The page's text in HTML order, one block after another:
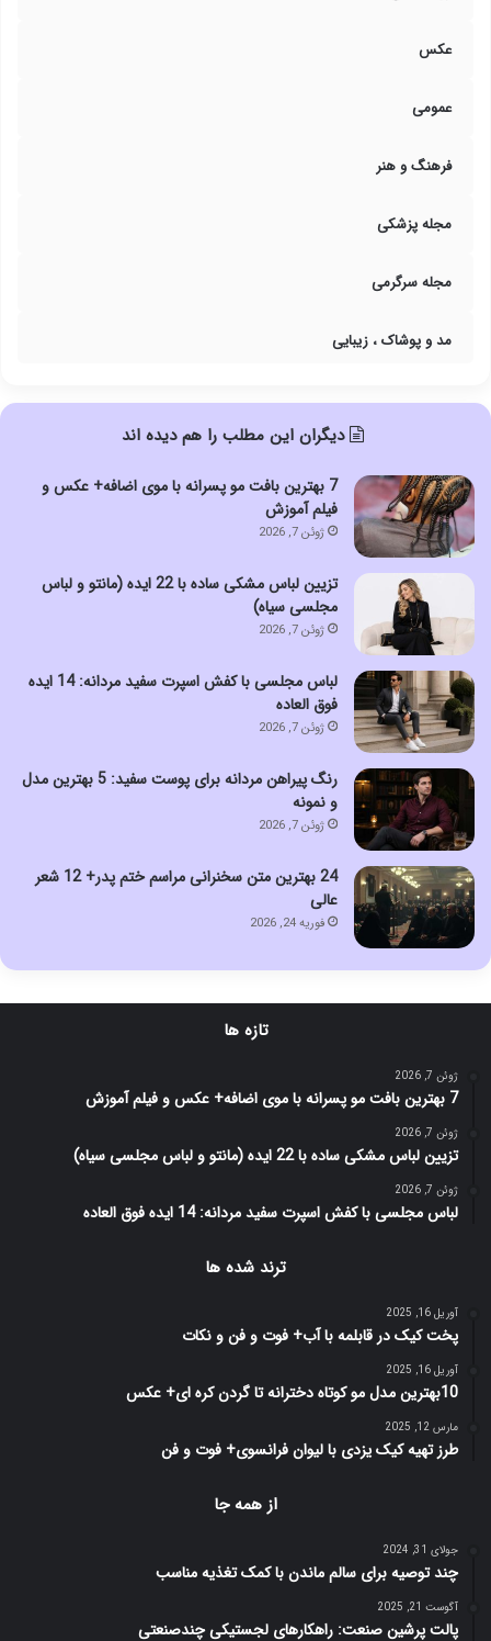
عکس
عمومی
فرهنگ و هنر
مجله پزشکی
مجله سرگرمی
مد و پوشاک ، زیبایی
دیگران این مطلب را هم دیده اند
7 بهترین بافت مو پسرانه با موی اضافه+ عکس و
فیلم آموزش
ژوئن 7, 2026
تزیین لباس مشکی ساده با 22 ایده (مانتو و لباس
مجلسی سیاه)
ژوئن 7, 2026
لباس مجلسی با کفش اسپرت سفید مردانه: 14 ایده
فوق العاده
ژوئن 7, 2026
رنگ پیراهن مردانه برای پوست سفید: 5 بهترین مدل
و نمونه
ژوئن 7, 2026
24 بهترین متن سخنرانی مراسم ختم پدر+ 12 شعر
عالی
فوریه 24, 2026
تازه ها
ژوئن 7, 2026
7 بهترین بافت مو پسرانه با موی اضافه+ عکس و فیلم آموزش
ژوئن 7, 2026
تزیین لباس مشکی ساده با 22 ایده (مانتو و لباس مجلسی سیاه)
ژوئن 7, 2026
لباس مجلسی با کفش اسپرت سفید مردانه: 14 ایده فوق العاده
ترند شده ها
آوریل 16, 2025
پخت کیک در قابلمه با آب+ فوت و فن و نکات
آوریل 16, 2025
10بهترین مدل مو کوتاه دخترانه تا گردن کره ای+ عکس
مارس 12, 2025
طرز تهیه کیک یزدی با لیوان فرانسوی+ فوت و فن
از همه جا
جولای 31, 2024
چند توصیه برای سالم ماندن با کمک تغذیه مناسب
آگوست 21, 2025
پالت پرشین صنعت: راهکارهای لجستیکی چندصنعتی